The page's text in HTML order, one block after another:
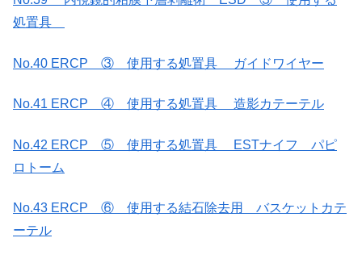
処置具
No.40 ERCP ③ 使用する処置具 ガイドワイヤー
No.41 ERCP ④ 使用する処置具 造影カテーテル
No.42 ERCP ⑤ 使用する処置具 ESTナイフ パピ
ロトーム
No.43 ERCP ⑥ 使用する結石除去用 バスケットカテ
ーテル